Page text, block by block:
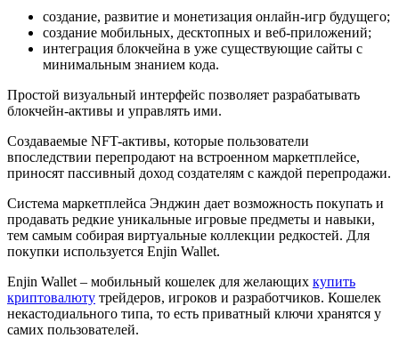
создание, развитие и монетизация онлайн-игр будущего;
создание мобильных, десктопных и веб-приложений;
интеграция блокчейна в уже существующие сайты с
минимальным знанием кода.
Простой визуальный интерфейс позволяет разрабатывать
блокчейн-активы и управлять ими.
Создаваемые NFT-активы, которые пользователи
впоследствии перепродают на встроенном маркетплейсе,
приносят пассивный доход создателям с каждой перепродажи.
Система маркетплейса Энджин дает возможность покупать и
продавать редкие уникальные игровые предметы и навыки,
тем самым собирая виртуальные коллекции редкостей. Для
покупки используется Enjin Wallet.
Enjin Wallet – мобильный кошелек для желающих купить
криптовалюту трейдеров, игроков и разработчиков. Кошелек
некастодиального типа, то есть приватный ключи хранятся у
самих пользователей.